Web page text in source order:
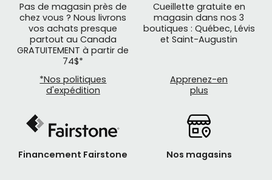
Pas de magasin près de
chez vous ? Nous livrons
vos achats presque
partout au Canada
GRATUITEMENT à partir de
74$*
*Nos politiques
d'expédition
Cueillette gratuite en
magasin dans nos 3
boutiques : Québec, Lévis
et Saint-Augustin
Apprenez-en
plus
Financement Fairstone Nos magasins